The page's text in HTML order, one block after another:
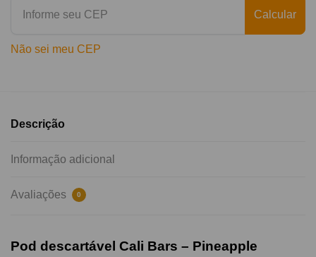
Calcular
Não sei meu CEP
Descrição
Informação adicional
Avaliações 0
Pod descartável Cali Bars – Pineapple